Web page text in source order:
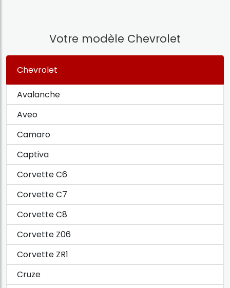
Votre modèle Chevrolet
Chevrolet
Avalanche
Aveo
Camaro
Captiva
Corvette C6
Corvette C7
Corvette C8
Corvette Z06
Corvette ZR1
Cruze